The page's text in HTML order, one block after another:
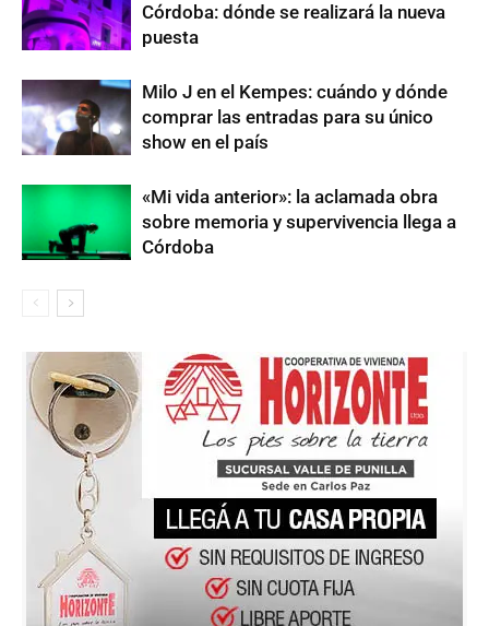
Córdoba: dónde se realizará la nueva
puesta
Milo J en el Kempes: cuándo y dónde
comprar las entradas para su único
show en el país
«Mi vida anterior»: la aclamada obra
sobre memoria y supervivencia llega a
Córdoba